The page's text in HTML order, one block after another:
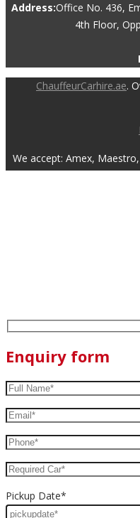
Address:Office No. 436,
4th Floor,
ChauffeurCarhire.ae.
Enquiry form
Pickup Date*